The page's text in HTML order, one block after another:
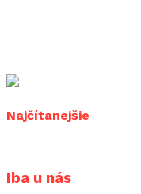
Najčítanejšie
Iba u nás